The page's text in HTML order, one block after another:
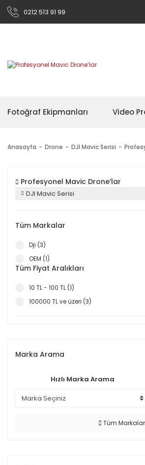
0212 513 91 99
Fotoğraf Ekipmanları Video
Anasayfa Drone DJI Mavic Serisi
Profesyonel Mavic Drone’lar
DJI Mavic Serisi
Tüm Markalar
Dji (3)
OEM (1)
Tüm Fiyat Aralıkları
10 TL - 100 TL (1)
100000 TL ve üzeri (3)
Marka Arama
Hızlı Marka Arama
Tüm Markalar